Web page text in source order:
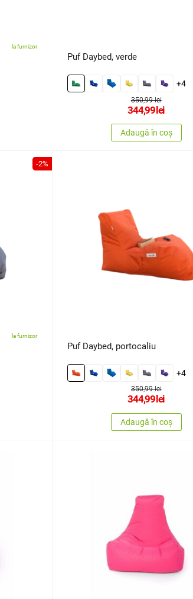
la furnizor
Puf Daybed, verde
+4
350,99 lei
344,99lei
Adaugă în coș
-2%
la furnizor
Puf Daybed, portocaliu
+4
350,99 lei
344,99 lei
Adaugă în coș